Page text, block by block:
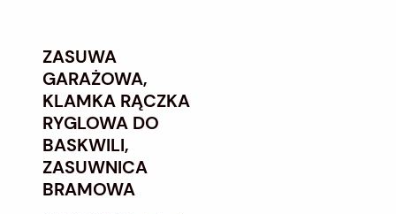
ZASUWA
GARAŻOWA,
KLAMKA RĄCZKA
RYGLOWA DO
BASKWILI,
ZASUWNICA
BRAMOWA